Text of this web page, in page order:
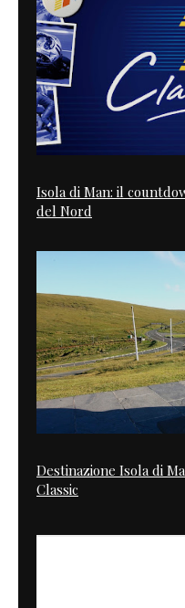
Isola di Man: il
del Nord
Destinazione Isola di
Classic